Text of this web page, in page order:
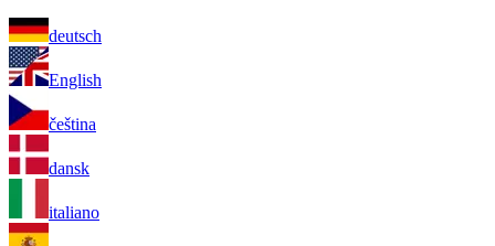
deutsch
English
čeština
dansk
italiano